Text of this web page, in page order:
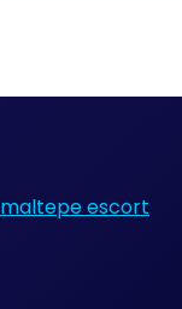
maltepe escort